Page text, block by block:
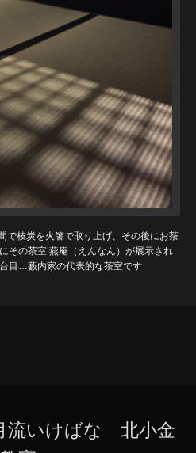
で枝炭を火箸で取り上げ、その後にお茶
その茶室 燕庵（えんなん）が展示され
目…藪内家の代表的な茶室です
流いけばな 北小金